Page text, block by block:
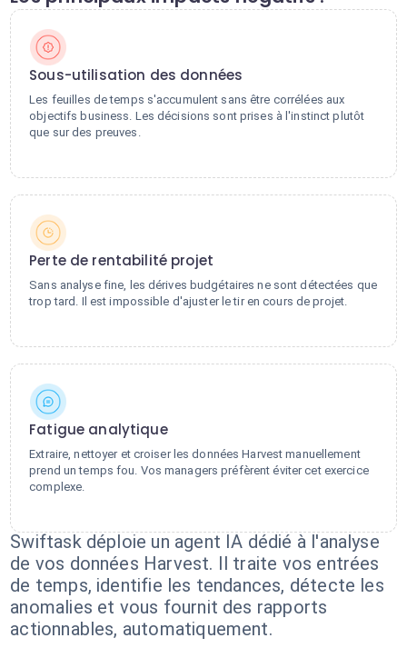
Sous-utilisation des données
Les feuilles de temps s'accumulent sans être corrélées aux
objectifs business. Les décisions sont prises à l'instinct plutôt
que sur des preuves.
Perte de rentabilité projet
Sans analyse fine, les dérives budgétaires ne sont détectées que
trop tard. Il est impossible d'ajuster le tir en cours de projet.
Fatigue analytique
Extraire, nettoyer et croiser les données Harvest manuellement
prend un temps fou. Vos managers préfèrent éviter cet exercice
complexe.
Swiftask déploie un agent IA dédié à l'analyse
de vos données Harvest. Il traite vos entrées
de temps, identifie les tendances, détecte les
anomalies et vous fournit des rapports
actionnables, automatiquement.